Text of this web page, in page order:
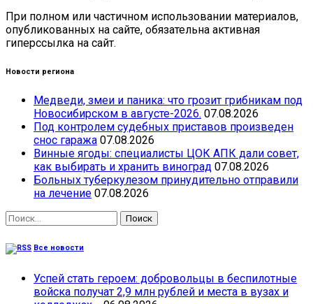
При полном или частичном использовании материалов,
опубликованных на сайте, обязательна активная
гиперссылка на сайт.
Новости региона
Медведи, змеи и паника: что грозит грибникам под
Новосибирском в августе-2026. 07.08.2026
Под контролем судебных приставов произведен
снос гаража 07.08.2026
Винные ягоды: специалисты ЦОК АПК дали совет,
как выбирать и хранить виноград 07.08.2026
Больных туберкулезом принудительно отправили
на лечение 07.08.2026
Найти:
Все новости
Успей стать героем: добровольцы в беспилотные
войска получат 2,9 млн рублей и места в вузах и